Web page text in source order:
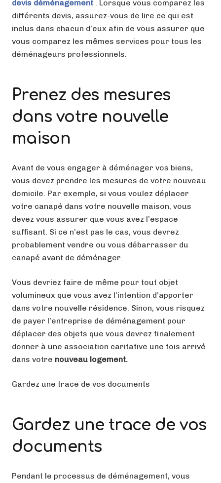
devis déménagement . Lorsque vous comparez les
différents devis, assurez-vous de lire ce qui est
inclus dans chacun d’eux afin de vous assurer que
vous comparez les mêmes services pour tous les
déménageurs professionnels.
Prenez des mesures
dans votre nouvelle
maison
Avant de vous engager à déménager vos biens,
vous devez prendre les mesures de votre nouveau
domicile. Par exemple, si vous voulez déplacer
votre canapé dans votre nouvelle maison, vous
devez vous assurer que vous avez l’espace
suffisant. Si ce n’est pas le cas, vous devrez
probablement vendre ou vous débarrasser du
canapé avant de déménager.
Vous devriez faire de même pour tout objet
volumineux que vous avez l’intention d’apporter
dans votre nouvelle résidence. Sinon, vous risquez
de payer l’entreprise de déménagement pour
déplacer des objets que vous devrez finalement
donner à une association caritative une fois arrivé
dans votre nouveau logement.
Gardez une trace de vos documents
Gardez une trace de vos
documents
Pendant le processus de déménagement, vous